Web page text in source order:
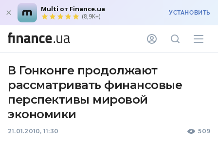
Multi от Finance.ua
(8,9K+) УСТАНОВИТЬ
В Гонконге продолжают
рассматривать финансовые
перспективы мировой
экономики
21.01.2010, 11:30 509